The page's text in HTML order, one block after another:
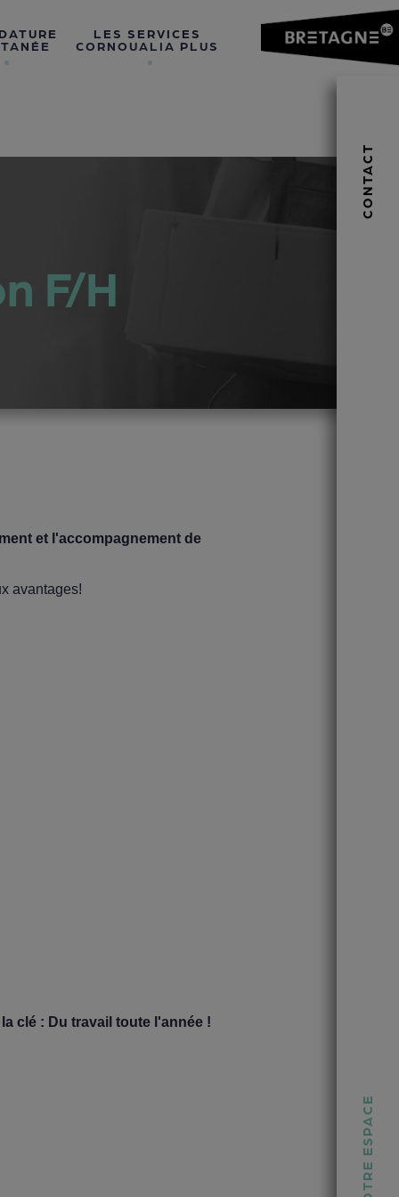
LES SERVICES
CORNOUALIA PLUS
CONTACT
F/H
et l'accompagnement de
avantages!
la clé : Du travail toute l'année !